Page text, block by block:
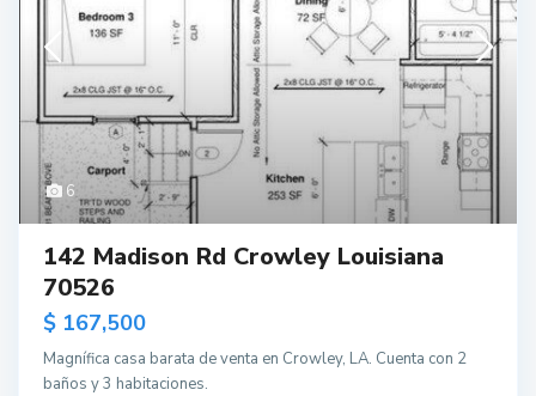
6
142 Madison Rd Crowley Louisiana
70526
$ 167,500
Magnífica casa barata de venta en Crowley, LA. Cuenta con 2
baños y 3 habitaciones.